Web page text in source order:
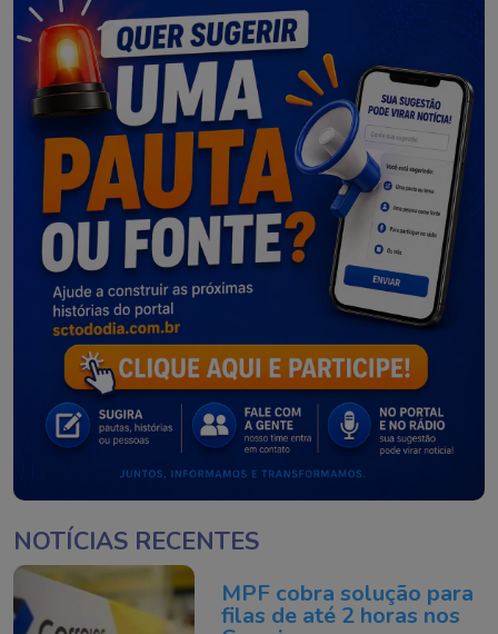
NOTÍCIAS RECENTES
MPF cobra solução para
filas de até 2 horas nos